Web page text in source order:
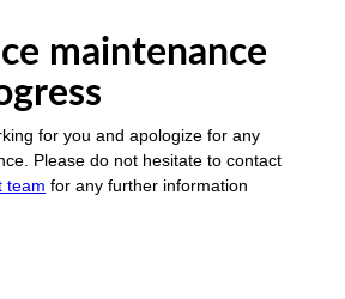
maintenance
for you and apologize for any
Please do not hesitate to contact
team for any further information